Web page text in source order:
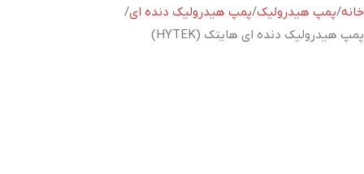
خانه پمپ هیدرولیک پمپ هیدرولیک دنده ای
پمپ هیدرولیک دنده ای هایتک (HYTEK)